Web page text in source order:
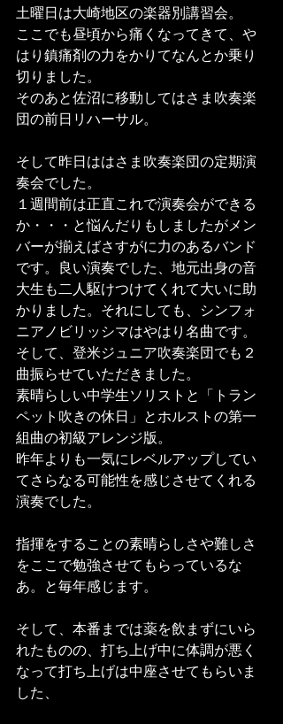
土曜日は大崎地区の楽器別講習会。
ここでも昼頃から痛くなってきて、や
はり鎮痛剤の力をかりてなんとか乗り
切りました。
そのあと佐沼に移動してはさま吹奏楽
団の前日リハーサル。
そして昨日ははさま吹奏楽団の定期演
奏会でした。
１週間前は正直これで演奏会ができる
か・・・と悩んだりもしましたがメン
バーが揃えばさすがに力のあるバンド
です。良い演奏でした、地元出身の音
大生も二人駆けつけてくれて大いに助
かりました。それにしても、シンフォ
ニアノビリッシマはやはり名曲です。
そして、登米ジュニア吹奏楽団でも２
曲振らせていただきました。
素晴らしい中学生ソリストと「トラン
ペット吹きの休日」とホルストの第一
組曲の初級アレンジ版。
昨年よりも一気にレベルアップしてい
てさらなる可能性を感じさせてくれる
演奏でした。
指揮をすることの素晴らしさや難しさ
をここで勉強させてもらっているな
あ。と毎年感じます。
そして、本番までは薬を飲まずにいら
れたものの、打ち上げ中に体調が悪く
なって打ち上げは中座させてもらいま
した、